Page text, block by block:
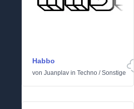
Habbo
von Juanplav in Techno /Sonstige